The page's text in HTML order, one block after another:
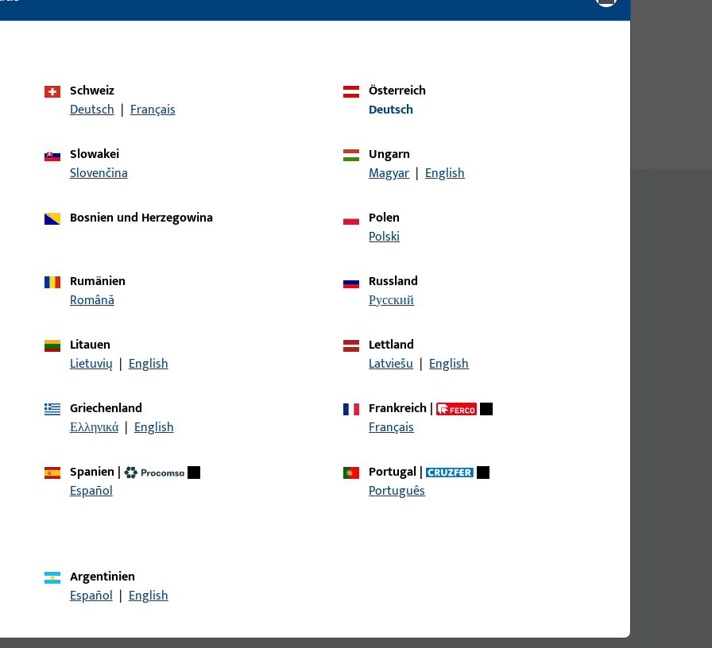
Ausschluss von 24 mm gegen
Schließhaken
optional
Schweiz
Deutsch | Français
Österreich
Deutsch
Slowakei
Slovenčina
Ungarn
Magyar | English
Bosnien und Herzegowina
Polen
Polski
Rumänien
Română
Russland
русский
Litauen
Lietuvių | English
Lettland
Latviešu | English
Griechenland
Ελληνικά | English
Frankreich|
Français
Spanien |
Español
Portugal|
Português
Argentinien
Español | English